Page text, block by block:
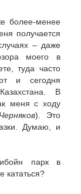
более-менее
получается
– даже
моего в
туда часто
и сегодня
В
меня с ходу
). Это
Думаю, и
парк в
кататься?